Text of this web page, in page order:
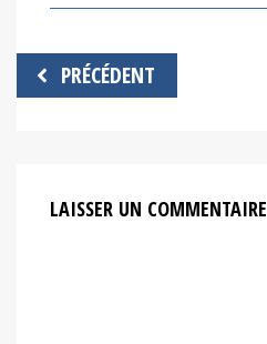
Navigation
de
PRÉCÉDENT
LAISSER UN COMMENTAIRE